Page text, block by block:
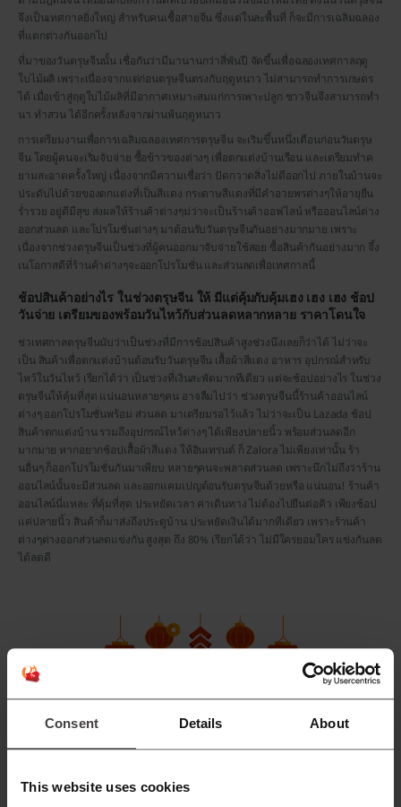
Consent Details About
This website uses cookies
จึงเป็นเทศกาลยิ่งใหญ่ สำหรับคนเชื้อสายจีน ซึ่งแต่ในละพื้นที่ ก็จะมีการเฉลิมฉลอง
ที่แตกต่างกันออกไป
ที่มาของวันตรุษจีนนั้น เชื่อกันว่ามีมานานกว่าสี่พันปี จัดขึ้นเพื่อฉลองเทศกาลฤดู
ใบไม้ผลิ เพราะเนื่องจากแต่ก่อนตรุษจีนตรงกับฤดูหนาว ไม่สามารถทำการเกษตร
ได้ เมื่อเข้าสู่ฤดูใบไม้ผลิที่มีอากาศเหมาะสมแก่การเพาะปลูก ชาวจีนจึงสามารถทำ
นา ทำสวน ได้อีกครั้งหลังจากผ่านพ้นฤดูหนาว
การเตรียมงานเพื่อการเฉลิมฉลองเทศการตรุษจีน จะเริมขึ้นหนึ่งเดือนก่อนวันตรุษ
จีน โดยผู้คนจะเริ่มจับจ่าย ซื้อข้าวของต่างๆ เพื่อตกแต่งบ้านเรือน และเตรียมทำค
ยามสะอาดครั้งใหญ่ เนื่องจากมีความเชื่อว่า ปัดกวาดสิ่งไม่ดีออกไป ภายในบ้านจะ
ประดับไปด้วยของตกแต่งที่เป็นสีแดง กระดาษสีแดงที่มีคำอวยพรต่างๆให้อายุยืน
ร่ำรวย อยู่ดีมีสุข ส่งผลให้ร้านค้าต่างๆม่ว่าจะเป็นร้านค้าออฟไลน์ หรือออนไลน์ต่าง
ออกส่วนลด และโปรโมชั่นต่างๆ มาต้อนรับวันตรุษจีนกันอย่างมากมาย เพราะ
เนื่องจากช่วงตรุษจีนเป็นช่วงที่ผู้คนออกมาจับจ่ายใช้สอย ซื้อสินค้ากันอย่างมาก จึ้ง
เนโอกาสดีที่ร้านค้าต่างๆจะออกโปรโมชั่น และส่วนลดเพื่อเทศกาลนี้
ช้อปสินค้าอย่างไร ในช่วงตรุษจีน ให้ มีแต่คุ้มกับคุ้มเฮง เฮง เฮง ช้อป
วันจ่าย เตรียมของพร้อมวันไหว้กับส่วนลดหลากหลาย ราคาโดนใจ
ช่วเทศกาลตรุษจีนนับว่าเป็นช่วงที่มีการช้อปสินค้าสูงช่วงนึงเลยก็ว่าได้ ไม่ว่าจะ
เป็น สินค้าเพื่อตกแต่งบ้านต้อนรับวันตรุษจีน เสื้อผ้าสีแดง อาหาร อุปกรณ์สำหรับ
ไหว้ในวันไหว้ เรียกได้ว่า เป็นช่วงที่เงินสะพัดมากทีเดียว แต่จะช้อปอย่างไร ในช่วง
ตรุษจีนให้คุ้มที่สุด แน่นอนหลายๆคน อาจลืมไปว่า ช่วงตรุษจีนนี้ร้านค้าออนไลน์
ต่างๆ ออกโปรโมชั่นพร้อม ส่วนลด มาเตรียมรอไว้แล้ว ไม่ว่าจะเป็น Lazada ช้อป
สินค้าตกแต่งบ้าน รวมถึงอุปกรณ์ไหว้ต่างๆ ได้เพียงปลายนิ้ว พร้อมส่วนลดอีก
มากมาย หากอยากช้อปเสื้อผ้าสีแดง ให้อินเทรนด์ ก็ Zalora ไม่เพียงเท่านั้น ร้า
นอื่นๆ ก็ออกโปรโมชั่นกันมาเพียบ หลายๆคนจะพลาดส่วนลด เพราะนึกไม่ถึงว่าร้าน
ออนไลน์นั้นจะมีส่วนลด และออกแคมเปญต้อนรับตรุษจีนด้วยหรือ แน่นอน! ร้านค้า
ออนไลน์นี่แหละ ที่คุ้มที่สุด ประหยัดเวลา ค่าเดินทาง ไม่ต้องไปยืนต่อคิว เพียงช้อป
แค่ปลายนิ้ว สินค้าก็มาส่งถึงประตูบ้าน ประหยัดเงินได้มากทีเดียว เพราะร้านค้า
ต่างๆต่างออกส่วนลดแข่งกัน สูงสุด ถึง 80% เรียกได้ว่า ไม่มีใครยอมใคร แข่งกันลด
ได้ลดดี